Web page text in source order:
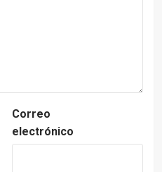
Correo
electrónico